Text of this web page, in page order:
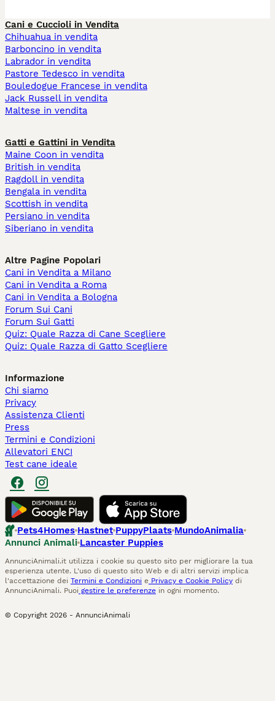
Cani e Cuccioli in Vendita
Chihuahua in vendita
Barboncino in vendita
Labrador in vendita
Pastore Tedesco in vendita
Bouledogue Francese in vendita
Jack Russell in vendita
Maltese in vendita
Gatti e Gattini in Vendita
Maine Coon in vendita
British in vendita
Ragdoll in vendita
Bengala in vendita
Scottish in vendita
Persiano in vendita
Siberiano in vendita
Altre Pagine Popolari
Cani in Vendita a Milano
Cani in Vendita a Roma
Cani in Vendita a Bologna
Forum Sui Cani
Forum Sui Gatti
Quiz: Quale Razza di Cane Scegliere
Quiz: Quale Razza di Gatto Scegliere
Informazione
Chi siamo
Privacy
Assistenza Clienti
Press
Termini e Condizioni
Allevatori ENCI
Test cane ideale
Pets4Homes Hastnet PuppyPlaats MundoAnimalia
Annunci Animali Lancaster Puppies
AnnunciAnimali.it utilizza i cookie su questo sito per migliorare la tua
esperienza utente. L'uso di questo sito Web e di altri servizi implica
l'accettazione dei Termini e Condizioni e Privacy e Cookie Policy di
AnnunciAnimali. Puoi gestire le preferenze in ogni momento.
© Copyright 2026 - AnnunciAnimali